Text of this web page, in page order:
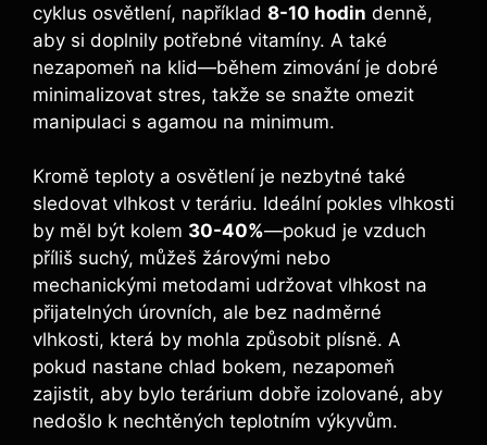
cyklus osvětlení, například 8-10 hodin denně,
aby si doplnily potřebné vitamíny. A také
nezapomeň na klid—během zimování je dobré
minimalizovat stres, takže se snažte omezit
manipulaci s agamou na minimum.
Kromě teploty a osvětlení je nezbytné také
sledovat vlhkost v teráriu. Ideální pokles vlhkosti
by měl být kolem 30-40%—pokud je vzduch
příliš suchý, můžeš žárovými nebo
mechanickými metodami udržovat vlhkost na
přijatelných úrovních, ale bez nadměrné
vlhkosti, která by mohla způsobit plísně. A
pokud nastane chlad bokem, nezapomeň
zajistit, aby bylo terárium dobře izolované, aby
nedošlo k nechtěných teplotním výkyvům.